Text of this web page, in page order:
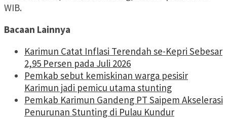
WIB.
Bacaan Lainnya
Karimun Catat Inflasi Terendah se-Kepri Sebesar
2,95 Persen pada Juli 2026
Pemkab sebut kemiskinan warga pesisir
Karimun jadi pemicu utama stunting
Pemkab Karimun Gandeng PT Saipem Akselerasi
Penurunan Stunting di Pulau Kundur